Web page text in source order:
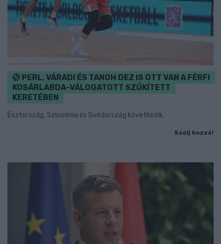
PERL, VÁRADI ÉS TANOH DEZ IS OTT VAN A FÉRFI
KOSÁRLABDA-VÁLOGATOTT SZŰKÍTETT
KERETÉBEN
Észtország, Szlovénia és Svédország következik.
Szólj hozzá!